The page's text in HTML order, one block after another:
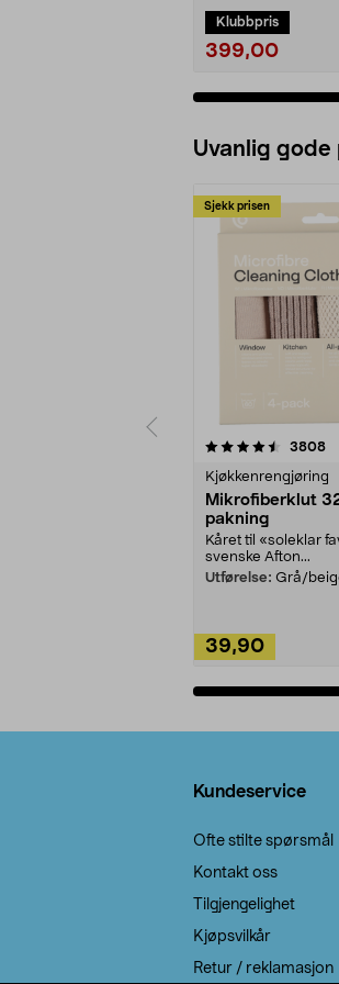
Klubbpris
399,00
Uvanlig
Sjekk prisen
3808
Kjøkkenrengjøring
Mikrofiberklut
pakning
Kåret til «soleklar
svenske Afton...
Utførelse: Grå/
39,90
4.5av 5
Kundeservice
Ofte stilte spørsmål
Kontakt oss
Tilgjengelighet
Kjøpsvilkår
Retur / reklamasjon